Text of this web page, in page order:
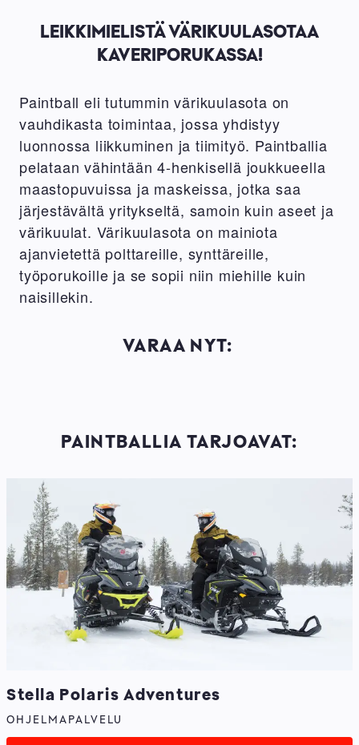
LEIKKIMIELISTÄ VÄRIKUULASOTAA
KAVERIPORUKASSA!
Paintball eli tutummin värikuulasota on
vauhdikasta toimintaa, jossa yhdistyy
luonnossa liikkuminen ja tiimityö. Paintballia
pelataan vähintään 4-henkisellä joukkueella
maastopuvuissa ja maskeissa, jotka saa
järjestävältä yritykseltä, samoin kuin aseet ja
värikuulat. Värikuulasota on mainiota
ajanvietettä polttareille, synttäreille,
työporukoille ja se sopii niin miehille kuin
naisillekin.
VARAA NYT:
PAINTBALLIA TARJOAVAT:
Stella Polaris Adventures
OHJELMAPALVELU